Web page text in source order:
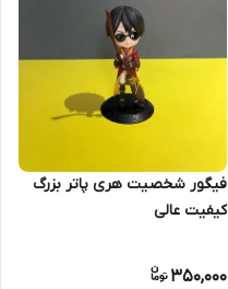
فیگور شخصیت هری پاتر بزرگ
کیفیت عالی
350,000